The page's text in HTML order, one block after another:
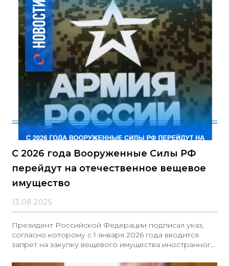
С 2026 года Вооруженные Силы РФ
перейдут на отечественное вещевое
имущество
13.08.2025
Президент Российской Федерации подписал указ,
согласно которому с 1 января 2026 года вводится
запрет на закупку вещевого имущества иностранного